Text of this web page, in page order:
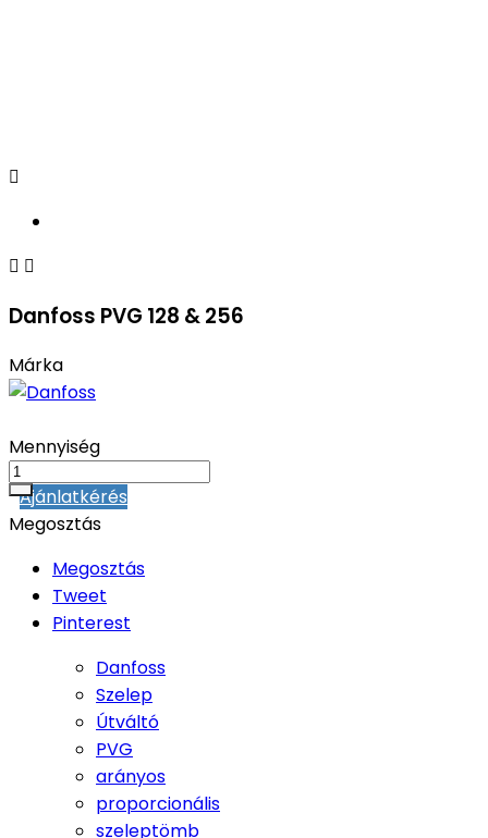

 
Danfoss PVG 128 & 256
Márka
Mennyiség
Ajánlatkérés
Megosztás
Megosztás
Tweet
Pinterest
Danfoss
Szelep
Útváltó
PVG
arányos
proporcionális
szeleptömb